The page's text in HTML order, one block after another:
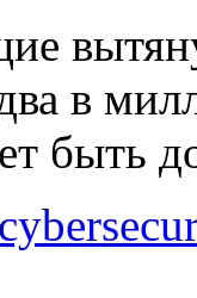
в
быть